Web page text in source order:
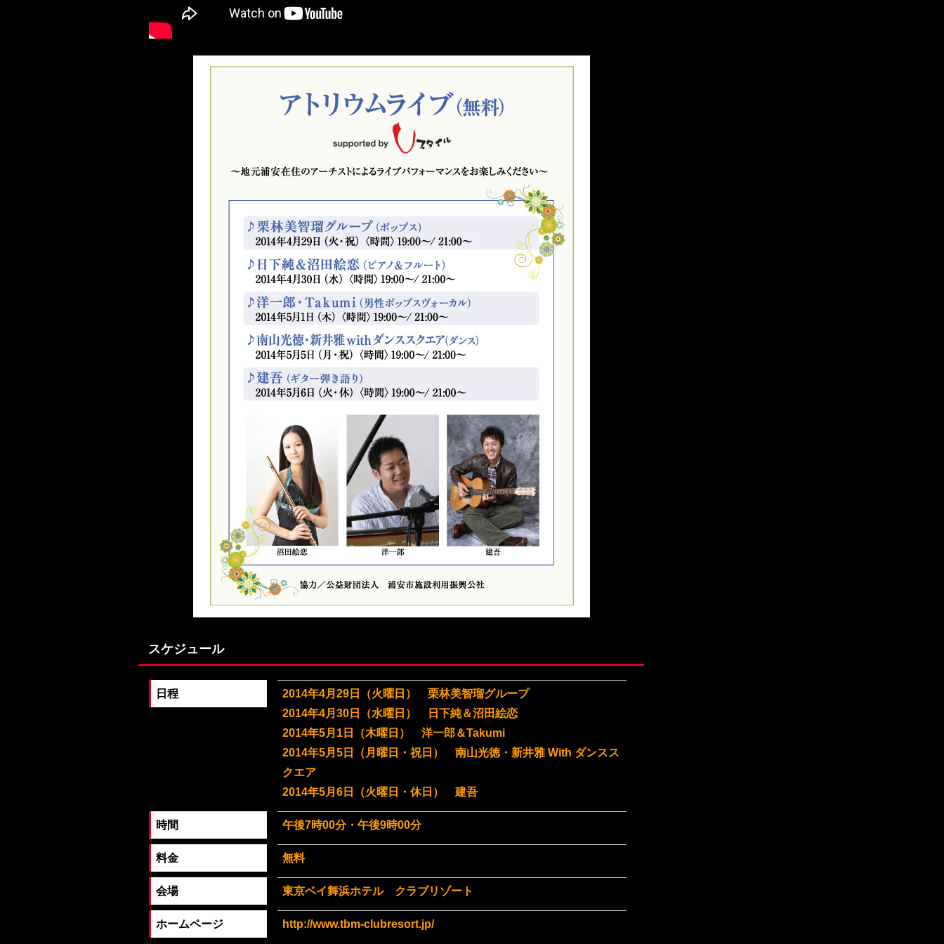
スケジュール
日程
2014年4月29日（火曜日） 栗林美智瑠グループ
2014年4月30日（水曜日） 日下純＆沼田絵恋
2014年5月1日（木曜日） 洋一郎＆Takumi
2014年5月5日（月曜日・祝日） 南山光徳・新井雅 With ダンスス
クエア
2014年5月6日（火曜日・休日） 建吾
時間 午後7時00分・午後9時00分
料金 無料
会場 東京ベイ舞浜ホテル クラブリゾート
ホームページ http://www.tbm-clubresort.jp/